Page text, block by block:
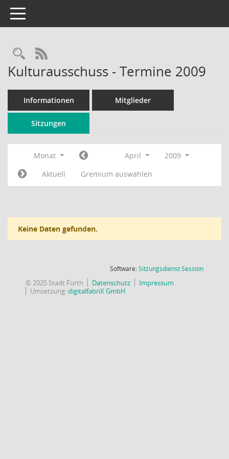
Toggle navigation
Rechercheauswahl
RSS-Feed
Kulturausschuss - Termine 2009
Informationen Mitglieder
Sitzungen
Monat April
2009
Aktuell
Gremium auswählen
Keine Daten gefunden.
Software:SitzungsdienstSession(Wird in
© 2025 Stadt Fürth Datenschutz
Impressum
Umsetzung:digitalfabriX GmbH